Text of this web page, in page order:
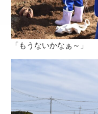
「もうないかなぁ～」